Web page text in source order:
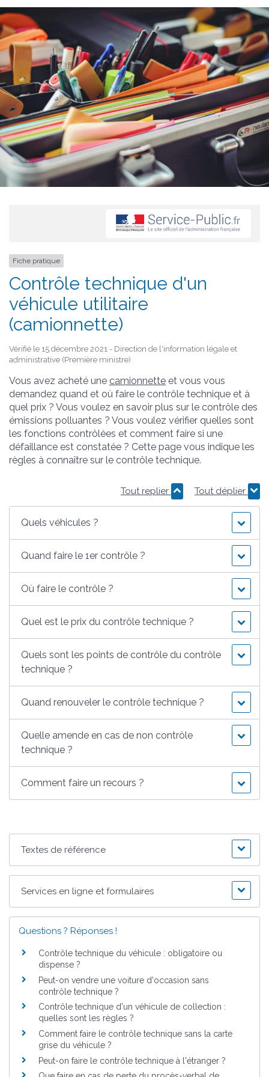
Fiche pratique
Contrôle technique d'un
véhicule utilitaire
(camionnette)
Vérifié le 15 décembre 2021 - Direction de l'information légale et
administrative (Première ministre)
Vous avez acheté une camionnette et vous vous
demandez quand et où faire le contrôle technique et à
quel prix ? Vous voulez en savoir plus sur le contrôle des
émissions polluantes ? Vous voulez vérifier quelles sont
les fonctions contrôlées et comment faire si une
défaillance est constatée ? Cette page vous indique les
règles à connaître sur le contrôle technique.
Tout replier Tout déplier
Quels véhicules ?
Quand faire le 1er contrôle ?
Où faire le contrôle ?
Quel est le prix du contrôle technique ?
Quels sont les points de contrôle du contrôle
technique ?
Quand renouveler le contrôle technique ?
Quelle amende en cas de non contrôle
technique ?
Comment faire un recours ?
Textes de référence
Services en ligne et formulaires
Questions ? Réponses !
Contrôle technique du véhicule : obligatoire ou
dispense ?
Peut-on vendre une voiture d'occasion sans
contrôle technique ?
Contrôle technique d'un véhicule de collection :
quelles sont les règles ?
Comment faire le contrôle technique sans la carte
grise du véhicule ?
Peut-on faire le contrôle technique à l'étranger ?